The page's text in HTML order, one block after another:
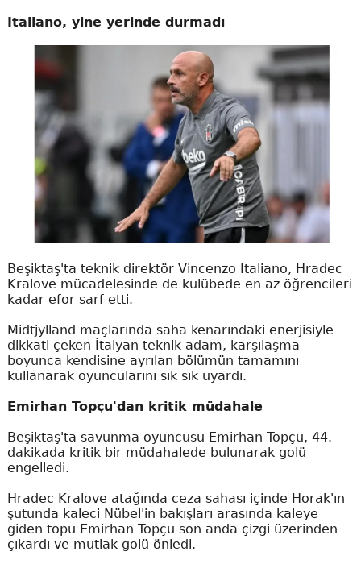
Italiano, yine yerinde durmadı
Beşiktaş'ta teknik direktör Vincenzo Italiano, Hradec
Kralove mücadelesinde de kulübede en az öğrencileri
kadar efor sarf etti.
Midtjylland maçlarında saha kenarındaki enerjisiyle
dikkati çeken İtalyan teknik adam, karşılaşma
boyunca kendisine ayrılan bölümün tamamını
kullanarak oyuncularını sık sık uyardı.
Emirhan Topçu'dan kritik müdahale
Beşiktaş'ta savunma oyuncusu Emirhan Topçu, 44.
dakikada kritik bir müdahalede bulunarak golü
engelledi.
Hradec Kralove atağında ceza sahası içinde Horak'ın
şutunda kaleci Nübel'in bakışları arasında kaleye
giden topu Emirhan Topçu son anda çizgi üzerinden
çıkardı ve mutlak golü önledi.